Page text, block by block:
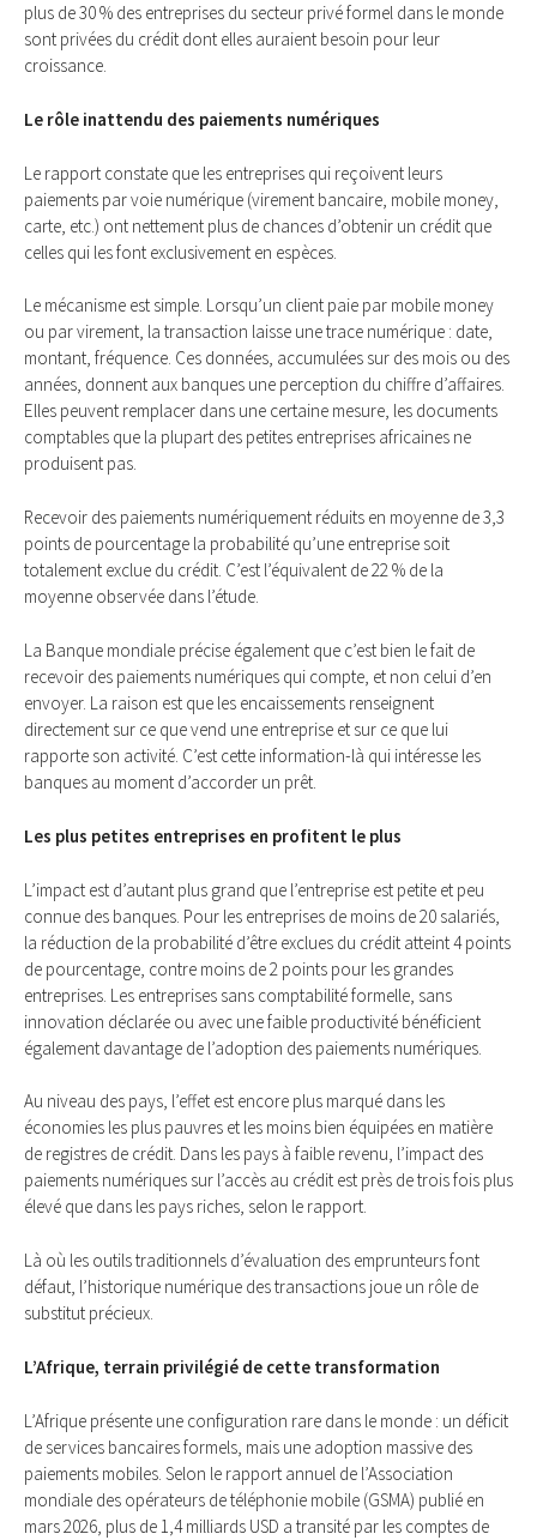
plus de 30 % des entreprises du secteur privé formel dans le monde
sont privées du crédit dont elles auraient besoin pour leur
croissance.
Le rôle inattendu des paiements numériques
Le rapport constate que les entreprises qui reçoivent leurs
paiements par voie numérique (virement bancaire, mobile money,
carte, etc.) ont nettement plus de chances d’obtenir un crédit que
celles qui les font exclusivement en espèces.
Le mécanisme est simple. Lorsqu’un client paie par mobile money
ou par virement, la transaction laisse une trace numérique : date,
montant, fréquence. Ces données, accumulées sur des mois ou des
années, donnent aux banques une perception du chiffre d’affaires.
Elles peuvent remplacer dans une certaine mesure, les documents
comptables que la plupart des petites entreprises africaines ne
produisent pas.
Recevoir des paiements numériquement réduits en moyenne de 3,3
points de pourcentage la probabilité qu’une entreprise soit
totalement exclue du crédit. C’est l’équivalent de 22 % de la
moyenne observée dans l’étude.
La Banque mondiale précise également que c’est bien le fait de
recevoir des paiements numériques qui compte, et non celui d’en
envoyer. La raison est que les encaissements renseignent
directement sur ce que vend une entreprise et sur ce que lui
rapporte son activité. C’est cette information-là qui intéresse les
banques au moment d’accorder un prêt.
Les plus petites entreprises en profitent le plus
L’impact est d’autant plus grand que l’entreprise est petite et peu
connue des banques. Pour les entreprises de moins de 20 salariés,
la réduction de la probabilité d’être exclues du crédit atteint 4 points
de pourcentage, contre moins de 2 points pour les grandes
entreprises. Les entreprises sans comptabilité formelle, sans
innovation déclarée ou avec une faible productivité bénéficient
également davantage de l’adoption des paiements numériques.
Au niveau des pays, l’effet est encore plus marqué dans les
économies les plus pauvres et les moins bien équipées en matière
de registres de crédit. Dans les pays à faible revenu, l’impact des
paiements numériques sur l’accès au crédit est près de trois fois plus
élevé que dans les pays riches, selon le rapport.
Là où les outils traditionnels d’évaluation des emprunteurs font
défaut, l’historique numérique des transactions joue un rôle de
substitut précieux.
L’Afrique, terrain privilégié de cette transformation
L’Afrique présente une configuration rare dans le monde : un déficit
de services bancaires formels, mais une adoption massive des
paiements mobiles. Selon le rapport annuel de l’Association
mondiale des opérateurs de téléphonie mobile (GSMA) publié en
mars 2026, plus de 1,4 milliards USD a transité par les comptes de